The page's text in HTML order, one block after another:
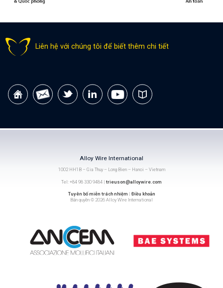
Liên hệ với chúng tôi để biết thêm chi tiết
Alloy Wire International
1002 HH1B – Gia Thuy – Long Bien – Hanoi – Vietnam
Tel: +84 98 330 9484 | trieuson@alloywire.com
Tuyên bố miễn trách nhiệm
Điều khoản
Bản quyền © 2026 Alloy Wire International